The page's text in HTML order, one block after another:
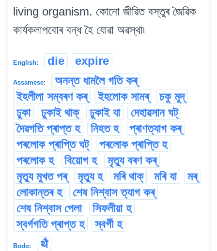
living organism. কোনো জীৱিত বস্তুৰ জৈৱিক
কাৰ্যকলাপবোৰ বন্ধ হৈ যোৱা অৱস্থা৷
English: die expire
Assamese:
অনন্ত ধামলৈ গতি কৰ্
ইহলীলা সম্বৰণ কৰ্
ইহলোক সামৰ্
চকু মুদ্
ঢুকা
ঢুকাই থাক্ ঢুকাই যা
দেহাৱসান ঘট্
দৈৱগতি প্ৰাপ্ত হ
নিহত হ
প্ৰাণত্যাগ কৰ্
পৰলোক প্ৰাপ্তি ঘট্
পৰলোক প্ৰাপ্তি হ
পৰলোক হ
বিয়োগ হ
মৃত্যু বৰণ কৰ্
মৃত্যু মুখত পৰ্
মৃত্যু হ মৰি থাক্ মৰি যা
মৰ্
লোকান্তৰ হ
শেষ নিশ্বাস ত্যাগ কৰ্
শেষ নিশ্বাস পেলা
সিফলীয়া হ
স্বৰ্গগতি প্ৰাপ্ত হ
স্বৰ্গী হ
Bodo: थै